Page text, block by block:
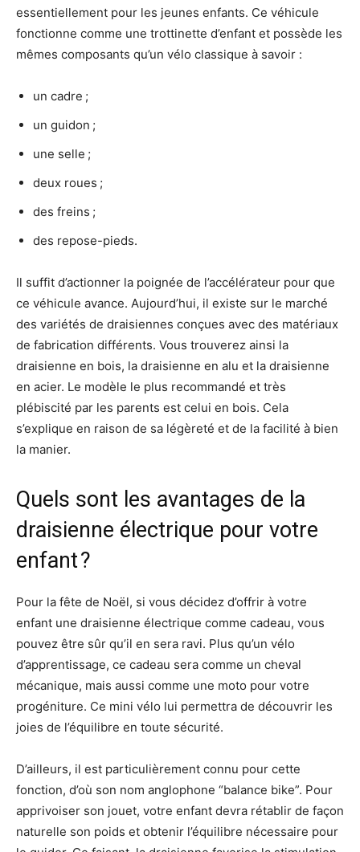
essentiellement pour les jeunes enfants. Ce véhicule
fonctionne comme une trottinette d’enfant et possède les
mêmes composants qu’un vélo classique à savoir :
un cadre ;
un guidon ;
une selle ;
deux roues ;
des freins ;
des repose-pieds.
Il suffit d’actionner la poignée de l’accélérateur pour que
ce véhicule avance. Aujourd’hui, il existe sur le marché
des variétés de draisiennes conçues avec des matériaux
de fabrication différents. Vous trouverez ainsi la
draisienne en bois, la draisienne en alu et la draisienne
en acier. Le modèle le plus recommandé et très
plébiscité par les parents est celui en bois. Cela
s’explique en raison de sa légèreté et de la facilité à bien
la manier.
Quels sont les avantages de la
draisienne électrique pour votre
enfant ?
Pour la fête de Noël, si vous décidez d’offrir à votre
enfant une draisienne électrique comme cadeau, vous
pouvez être sûr qu’il en sera ravi. Plus qu’un vélo
d’apprentissage, ce cadeau sera comme un cheval
mécanique, mais aussi comme une moto pour votre
progéniture. Ce mini vélo lui permettra de découvrir les
joies de l’équilibre en toute sécurité.
D’ailleurs, il est particulièrement connu pour cette
fonction, d’où son nom anglophone “balance bike”. Pour
apprivoiser son jouet, votre enfant devra rétablir de façon
naturelle son poids et obtenir l’équilibre nécessaire pour